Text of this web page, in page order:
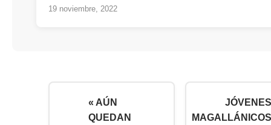
19 noviembre, 2022
« AÚN
QUEDAN
JÓVENES
MAGALLÁNICOS